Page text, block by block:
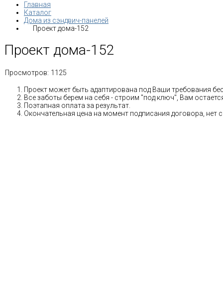
Главная
Каталог
Дома из сэндвич-панелей
Проект дома-152
Проект дома-152
Просмотров: 1125
Проект может быть адаптирована под Ваши требования
Все заботы берем на себя - строим "под ключ", Вам
Поэтапная оплата за результат.
Окончательная цена на момент подписания договора, нет